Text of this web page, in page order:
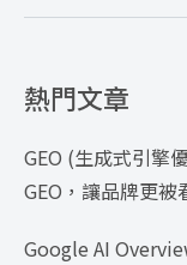
熱門文章
GEO (生成式引擎
GEO，讓品牌更被
Google AI